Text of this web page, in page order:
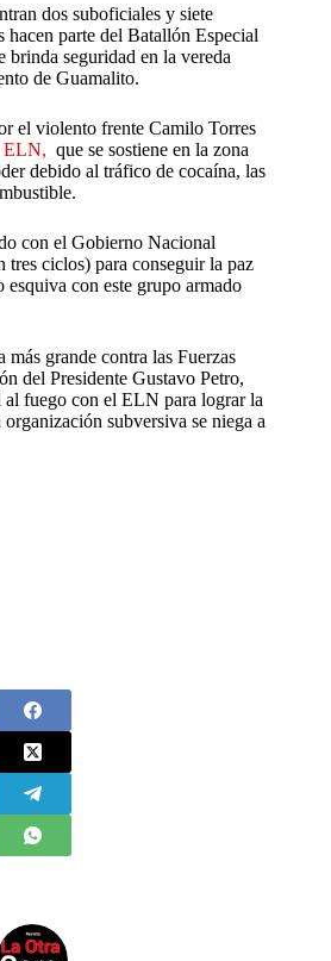
dos suboficiales y siete
parte del Batallón Especial
seguridad en la vereda
de Guamalito.
el violento frente Camilo Torres
ELN, que se sostiene en la zona
debido al tráfico de cocaína, las
con el Gobierno Nacional
ciclos) para conseguir la paz
esquiva con este grupo armado
más grande contra las Fuerzas
del Presidente Gustavo Petro,
al fuego con el ELN para lograr la
subversiva se niega a